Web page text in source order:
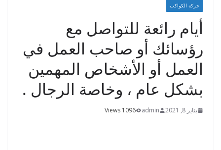
حركة الكواكب
أيام رائعة للتواصل مع
رؤسائك أو صاحب العمل في
العمل أو الأشخاص المهمين
بشكل عام ، وخاصة الرجال .
يناير 8, 2021 admin
1096 Views